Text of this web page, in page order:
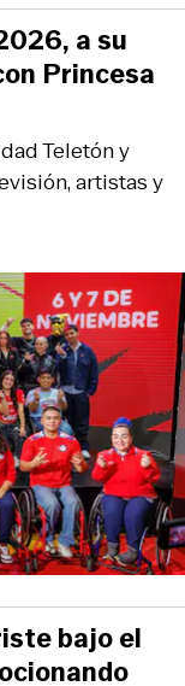
Teletón y
artistas y
a su
Princesa
bajo el